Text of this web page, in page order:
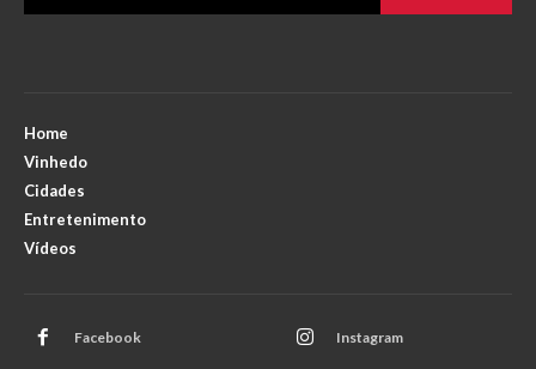
Home
Vinhedo
Cidades
Entretenimento
Vídeos
Facebook Instagram